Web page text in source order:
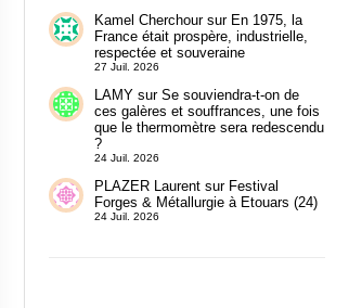
Kamel Cherchoursur En 1975, la
France était prospère, industrielle,
respectée et souveraine
27 Juil. 2026
LAMYsur Se souviendra-t-on de
ces galères et souffrances, une fois
que le thermomètre sera redescendu
?
24 Juil. 2026
PLAZER Laurentsur Festival
Forges & Métallurgie à Etouars (24)
24 Juil. 2026